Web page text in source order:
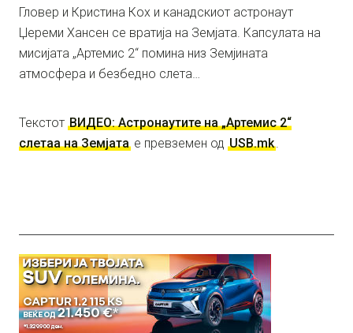
Гловер и Кристина Кох и канадскиот астронаут
Џереми Хансен се вратија на Земјата. Капсулата на
мисијата „Артемис 2“ помина низ Земјината
атмосфера и безбедно слета…
Текстот ВИДЕО: Астронаутите на „Артемис 2“
слетаа на Земјата е превземен од USB.mk.